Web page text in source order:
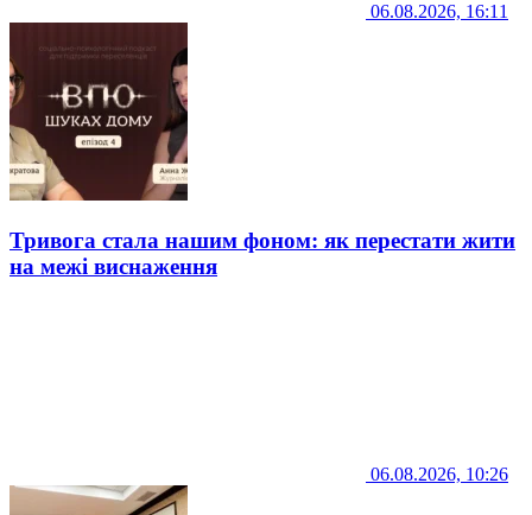
06.08.2026, 16:11
Тривога стала нашим фоном: як перестати жити
на межі виснаження
06.08.2026, 10:26